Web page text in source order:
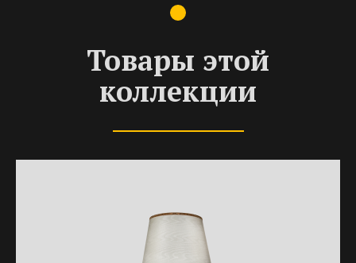
Товары этой
коллекции